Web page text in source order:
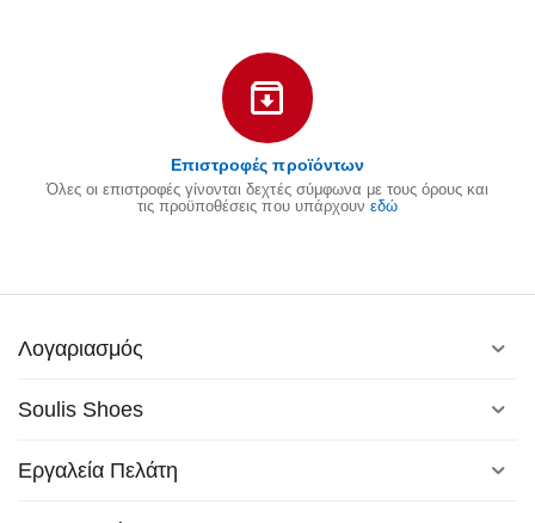
Επιστροφές προϊόντων
Όλες οι επιστροφές γίνονται δεχτές σύμφωνα με τους όρους και
τις προϋποθέσεις που υπάρχουν εδώ
Λογαριασμός
Soulis Shoes
Εργαλεία Πελάτη